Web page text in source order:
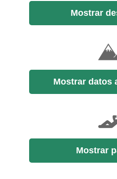
Mostrar
Mostrar datos
Mostrar